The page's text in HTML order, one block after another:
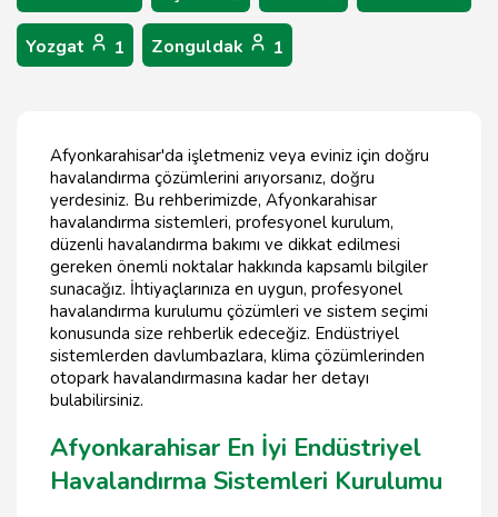
Yozgat 1 Zonguldak 1
Afyonkarahisar'da işletmeniz veya eviniz için doğru
havalandırma çözümlerini arıyorsanız, doğru
yerdesiniz. Bu rehberimizde, Afyonkarahisar
havalandırma sistemleri, profesyonel kurulum,
düzenli havalandırma bakımı ve dikkat edilmesi
gereken önemli noktalar hakkında kapsamlı bilgiler
sunacağız. İhtiyaçlarınıza en uygun, profesyonel
havalandırma kurulumu çözümleri ve sistem seçimi
konusunda size rehberlik edeceğiz. Endüstriyel
sistemlerden davlumbazlara, klima çözümlerinden
otopark havalandırmasına kadar her detayı
bulabilirsiniz.
Afyonkarahisar En İyi Endüstriyel
Havalandırma Sistemleri Kurulumu